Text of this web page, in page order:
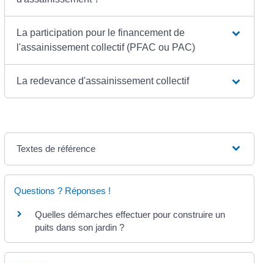
La participation pour le financement de
l'assainissement collectif (PFAC ou PAC)
La redevance d'assainissement collectif
Textes de référence
Questions ? Réponses !
Quelles démarches effectuer pour construire un
puits dans son jardin ?